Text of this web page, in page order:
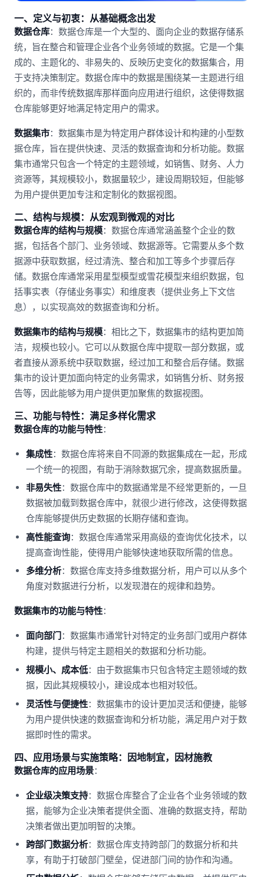
一、定义与初衷：从基础概念出发
数据仓库：数据仓库是一个大型的、面向企业的数据存储系
统，旨在整合和管理企业各个业务领域的数据。它是一个集
成的、主题化的、非易失的、反映历史变化的数据集合，用
于支持决策制定。数据仓库中的数据是围绕某一主题进行组
织的，而非传统数据库那样面向应用进行组织，这使得数据
仓库能够更好地满足特定用户的需求。
数据集市：数据集市是为特定用户群体设计和构建的小型数
据仓库，旨在提供快速、灵活的数据查询和分析功能。数据
集市通常只包含一个特定的主题领域，如销售、财务、人力
资源等，其规模较小，数据量较少，建设周期较短，但能够
为用户提供更加专注和定制化的数据视图。
二、结构与规模：从宏观到微观的对比
数据仓库的结构与规模：数据仓库通常涵盖整个企业的数
据，包括各个部门、业务领域、数据源等。它需要从多个数
据源中获取数据，经过清洗、整合和加工等多个步骤后存
储。数据仓库通常采用星型模型或雪花模型来组织数据，包
括事实表（存储业务事实）和维度表（提供业务上下文信
息），以实现高效的数据查询和分析。
数据集市的结构与规模：相比之下，数据集市的结构更加简
洁，规模也较小。它可以从数据仓库中提取一部分数据，或
者直接从源系统中获取数据，经过加工和整合后存储。数据
集市的设计更加面向特定的业务需求，如销售分析、财务报
告等，因此能够为用户提供更加聚焦的数据视图。
三、功能与特性：满足多样化需求
数据仓库的功能与特性：
集成性：数据仓库将来自不同源的数据集成在一起，形成
一个统一的视图，有助于消除数据冗余，提高数据质量。
非易失性：数据仓库中的数据通常是不经常更新的，一旦
数据被加载到数据仓库中，就很少进行修改，这使得数据
仓库能够提供历史数据的长期存储和查询。
高性能查询：数据仓库通常采用高级的查询优化技术，以
提高查询性能，使得用户能够快速地获取所需的信息。
多维分析：数据仓库支持多维数据分析，用户可以从多个
角度对数据进行分析，以发现潜在的规律和趋势。
数据集市的功能与特性：
面向部门 ：数据集市通常针对特定的业务部门或用户群体
构建，提供与特定主题相关的数据和分析功能。
规模小、成本低：由于数据集市只包含特定主题领域的数
据，因此其规模较小，建设成本也相对较低。
灵活性与便捷性：数据集市的设计更加灵活和便捷，能够
为用户提供快速的数据查询和分析功能，满足用户对于数
据即时性的需求。
四、应用场景与实施策略：因地制宜，因材施教
数据仓库的应用场景：
企业级决策支持：数据仓库整合了企业各个业务领域的数
据，能够为企业决策者提供全面、准确的数据支持，帮助
决策者做出更加明智的决策。
跨部门数据分析：数据仓库支持跨部门的数据分析和共
享，有助于打破部门壁垒，促进部门间的协作和沟通。